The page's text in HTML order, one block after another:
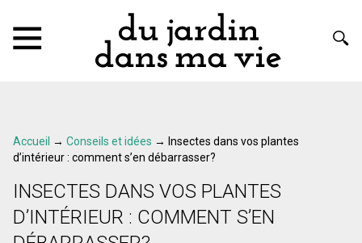
Accueil → Conseils et idées → Insectes dans vos plantes
d’intérieur : comment s’en débarrasser?
INSECTES DANS VOS PLANTES
D’INTÉRIEUR : COMMENT S’EN